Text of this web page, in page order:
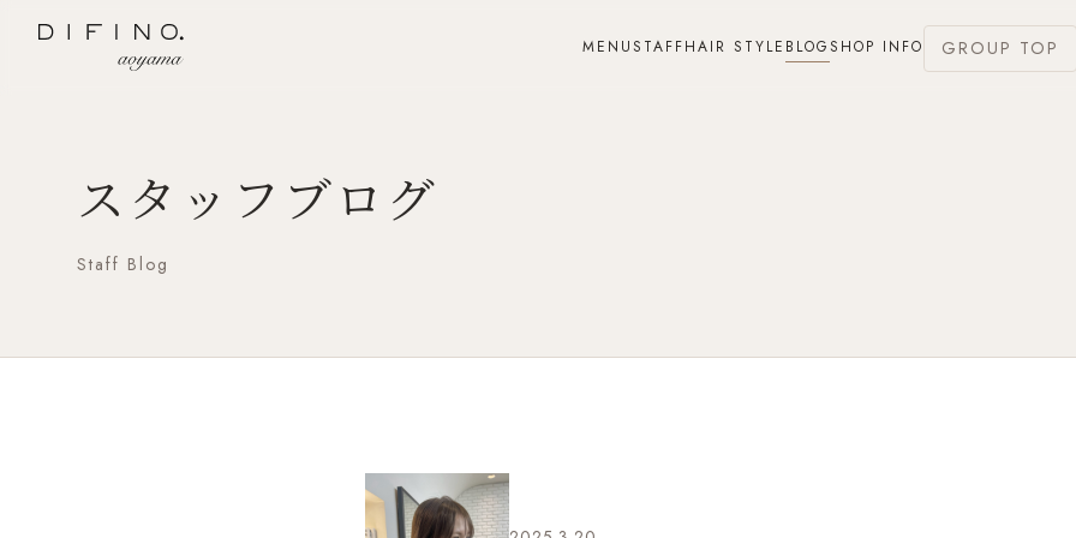
MENUSTAFFHAIR STYLE BLOGSHOP INFO GROUP TOP
スタッフブログ
Staff Blog